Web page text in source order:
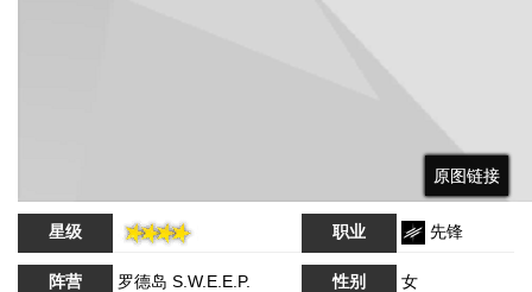
原图链接
原图链接
原图链接
星级 职业 先锋
阵营 罗德岛 S.W.E.E.P. 性别 女